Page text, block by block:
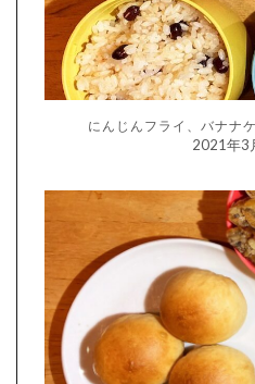
にんじんフライ、バナナ
2021年3